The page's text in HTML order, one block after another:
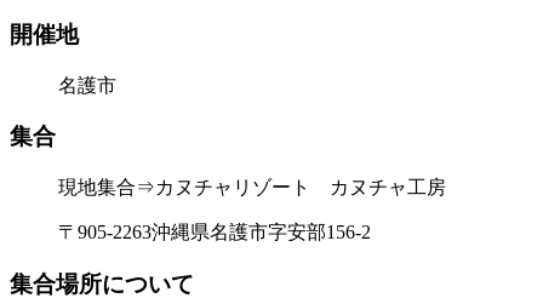
開催地
名護市
集合
現地集合⇒カヌチャリゾート カヌチャ工房
〒905-2263沖縄県名護市字安部156-2
集合場所について